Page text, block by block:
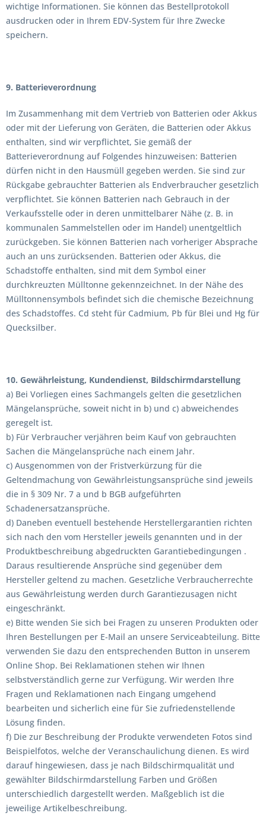
wichtige Informationen. Sie können das Bestellprotokoll
ausdrucken oder in Ihrem EDV-System für Ihre Zwecke
speichern.
9. Batterieverordnung
Im Zusammenhang mit dem Vertrieb von Batterien oder Akkus
oder mit der Lieferung von Geräten, die Batterien oder Akkus
enthalten, sind wir verpflichtet, Sie gemäß der
Batterieverordnung auf Folgendes hinzuweisen: Batterien
dürfen nicht in den Hausmüll gegeben werden. Sie sind zur
Rückgabe gebrauchter Batterien als Endverbraucher gesetzlich
verpflichtet. Sie können Batterien nach Gebrauch in der
Verkaufsstelle oder in deren unmittelbarer Nähe (z. B. in
kommunalen Sammelstellen oder im Handel) unentgeltlich
zurückgeben. Sie können Batterien nach vorheriger Absprache
auch an uns zurücksenden. Batterien oder Akkus, die
Schadstoffe enthalten, sind mit dem Symbol einer
durchkreuzten Mülltonne gekennzeichnet. In der Nähe des
Mülltonnensymbols befindet sich die chemische Bezeichnung
des Schadstoffes. Cd steht für Cadmium, Pb für Blei und Hg für
Quecksilber.
10. Gewährleistung, Kundendienst, Bildschirmdarstellung
a) Bei Vorliegen eines Sachmangels gelten die gesetzlichen
Mängelansprüche, soweit nicht in b) und c) abweichendes
geregelt ist.
b) Für Verbraucher verjähren beim Kauf von gebrauchten
Sachen die Mängelansprüche nach einem Jahr.
c) Ausgenommen von der Fristverkürzung für die
Geltendmachung von Gewährleistungsansprüche sind jeweils
die in § 309 Nr. 7 a und b BGB aufgeführten
Schadenersatzansprüche.
d) Daneben eventuell bestehende Herstellergarantien richten
sich nach den vom Hersteller jeweils genannten und in der
Produktbeschreibung abgedruckten Garantiebedingungen .
Daraus resultierende Ansprüche sind gegenüber dem
Hersteller geltend zu machen. Gesetzliche Verbraucherrechte
aus Gewährleistung werden durch Garantiezusagen nicht
eingeschränkt.
e) Bitte wenden Sie sich bei Fragen zu unseren Produkten oder
Ihren Bestellungen per E-Mail an unsere Serviceabteilung. Bitte
verwenden Sie dazu den entsprechenden Button in unserem
Online Shop. Bei Reklamationen stehen wir Ihnen
selbstverständlich gerne zur Verfügung. Wir werden Ihre
Fragen und Reklamationen nach Eingang umgehend
bearbeiten und sicherlich eine für Sie zufriedenstellende
Lösung finden.
f) Die zur Beschreibung der Produkte verwendeten Fotos sind
Beispielfotos, welche der Veranschaulichung dienen. Es wird
darauf hingewiesen, dass je nach Bildschirmqualität und
gewählter Bildschirmdarstellung Farben und Größen
unterschiedlich dargestellt werden. Maßgeblich ist die
jeweilige Artikelbeschreibung.